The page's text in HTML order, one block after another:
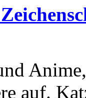
auf.